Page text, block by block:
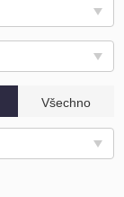
Všechno